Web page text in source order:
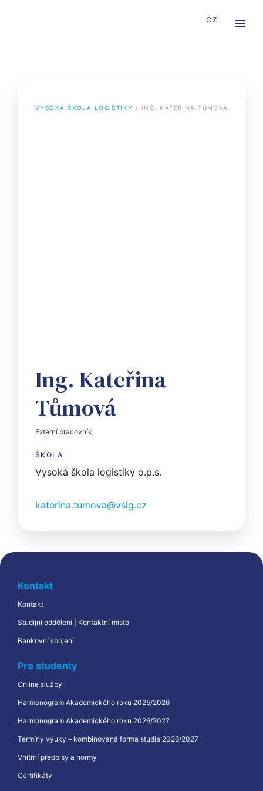
CZ
VYSOKÁ ŠKOLA LOGISTIKY / ING. KATEŘINA TŮMOVÁ
Ing. Kateřina
Tůmová
Externí pracovník
ŠKOLA
Vysoká škola logistiky o.p.s.
katerina.tumova@vslg.cz
Kontakt
Kontakt
Studijní oddělení | Kontaktní místo
Bankovní spojení
Pro studenty
Online služby
Harmonogram Akademického roku 2025/2026
Harmonogram Akademického roku 2026/2027
Termíny výuky – kombinovaná forma studia 2026/2027
Vnitřní předpisy a normy
Certifikáty